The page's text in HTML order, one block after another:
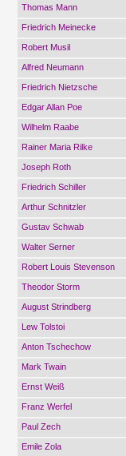
Thomas Mann
Friedrich Meinecke
Robert Musil
Alfred Neumann
Friedrich Nietzsche
Edgar Allan Poe
Wilhelm Raabe
Rainer Maria Rilke
Joseph Roth
Friedrich Schiller
Arthur Schnitzler
Gustav Schwab
Walter Serner
Robert Louis Stevenson
Theodor Storm
August Strindberg
Lew Tolstoi
Anton Tschechow
Mark Twain
Ernst Weiß
Franz Werfel
Paul Zech
Emile Zola